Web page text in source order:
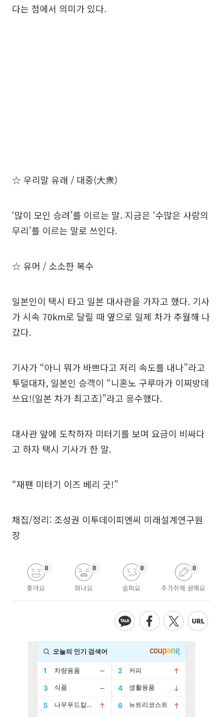
다는 점에서 의미가 있다.
☆ 우리말 유래 / 대중(大衆)
‘많이 모인 승려’를 이르는 말. 지금은 ‘수많은 사람의
무리’를 이르는 말로 쓰인다.
☆ 유머 / 소소한 복수
일본인이 택시 타고 일본 대사관을 가자고 했다. 기사
가 시속 70km로 달릴 때 옆으로 일제 차가 추월해 나
갔다.
기사가 “아니 뭐가 바쁘다고 저리 속도를 내나”라고
투덜대자, 일본인 승객이 “니혼노 구루마가 이찌방데
쓰요!(일본 차가 최고죠)”라고 응수했다.
대사관 앞에 도착하자 미터기를 보며 요금이 비싸다
고 하자 택시 기사가 한 말.
“재팬 미터기 이즈 베리 굿!”
채집/정리: 조성권 이투데이피엔씨 미래설계연구원
장
좋아요
0
화나요
0
슬퍼요
0
추가취재 원해요
0